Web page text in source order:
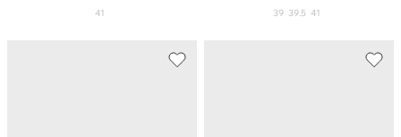
41 39 39.5 41